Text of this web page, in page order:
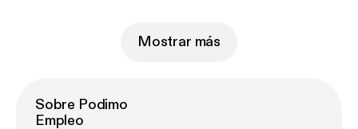
Mostrar más
Sobre Podimo
Empleo